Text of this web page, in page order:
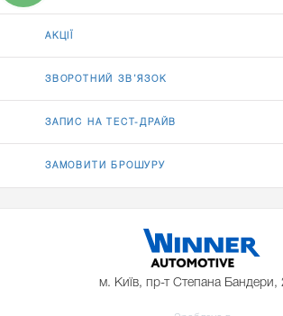
АКЦІЇ
ЗВОРОТНИЙ ЗВ’ЯЗОК
ЗАПИС НА ТЕСТ-ДРАЙВ
ЗАМОВИТИ БРОШУРУ
м. Київ, пр-т Степана Бандери,